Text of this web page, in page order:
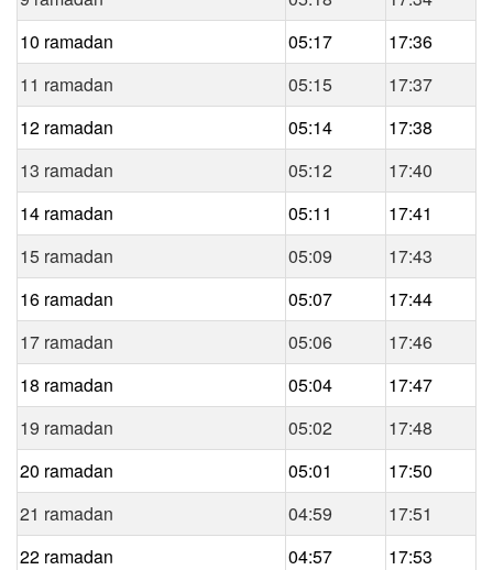
10 ramadan
05:17
17:36
11 ramadan
05:15
17:37
12 ramadan
05:14
17:38
13 ramadan
05:12
17:40
14 ramadan
05:11
17:41
15 ramadan
05:09
17:43
16 ramadan
05:07
17:44
17 ramadan
05:06
17:46
18 ramadan
05:04
17:47
19 ramadan
05:02
17:48
20 ramadan
05:01
17:50
21 ramadan
04:59
17:51
22 ramadan
04:57
17:53